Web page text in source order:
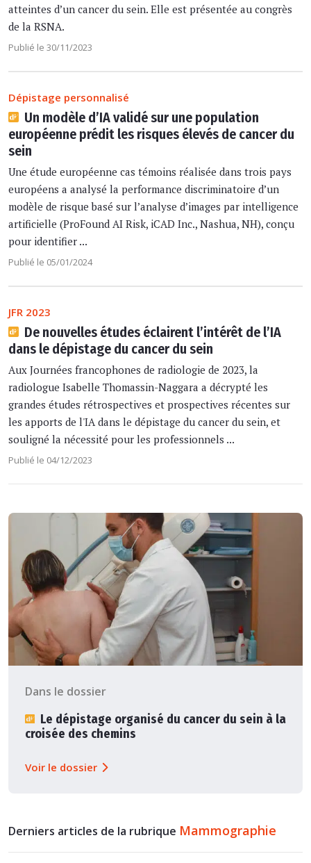
atteintes d’un cancer du sein. Elle est présentée au congrès
de la RSNA.
Publié le 30/11/2023
Dépistage personnalisé
Un modèle d’IA validé sur une population
européenne prédit les risques élevés de cancer du
sein
Une étude européenne cas témoins réalisée dans trois pays
européens a analysé la performance discriminatoire d’un
modèle de risque basé sur l’analyse d’images par intelligence
artificielle (ProFound AI Risk, iCAD Inc., Nashua, NH), conçu
pour identifier ...
Publié le 05/01/2024
JFR 2023
De nouvelles études éclairent l’intérêt de l’IA
dans le dépistage du cancer du sein
Aux Journées francophones de radiologie de 2023, la
radiologue Isabelle Thomassin-Naggara a décrypté les
grandes études rétrospectives et prospectives récentes sur
les apports de l'IA dans le dépistage du cancer du sein, et
souligné la nécessité pour les professionnels ...
Publié le 04/12/2023
Dans le dossier
Le dépistage organisé du cancer du sein à la
croisée des chemins
Voir le dossier
Derniers articles de la rubrique Mammographie